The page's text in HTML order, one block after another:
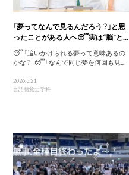
「夢ってなんで見るんだろう？」と思
ったことがある人へ😴実は“脳”と...
😴「追いかけられる夢って意味あるの
かな？」😴「なんで同じ夢を何回も見...
2026.5.21
言語聴覚士学科